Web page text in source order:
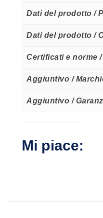
Dati del prodotto /
Dati del prodotto /
Certificati e norme
Aggiuntivo /
Aggiuntivo /
Mi piace: